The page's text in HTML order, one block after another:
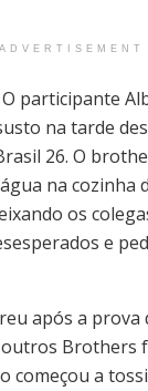
ADVERTISEMENT
O participante
na tarde
26. O
na cozinha
os
e
após a prova
Brothers
começou a